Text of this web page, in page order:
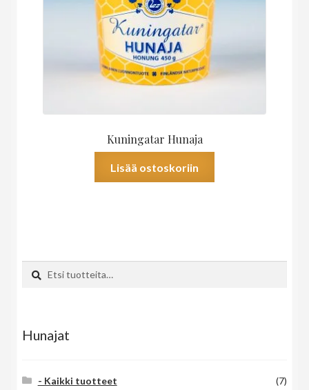
Kuningatar Hunaja
Lisää ostoskoriin
Etsi:
Haku
Hunajat
- Kaikki tuotteet
(7)